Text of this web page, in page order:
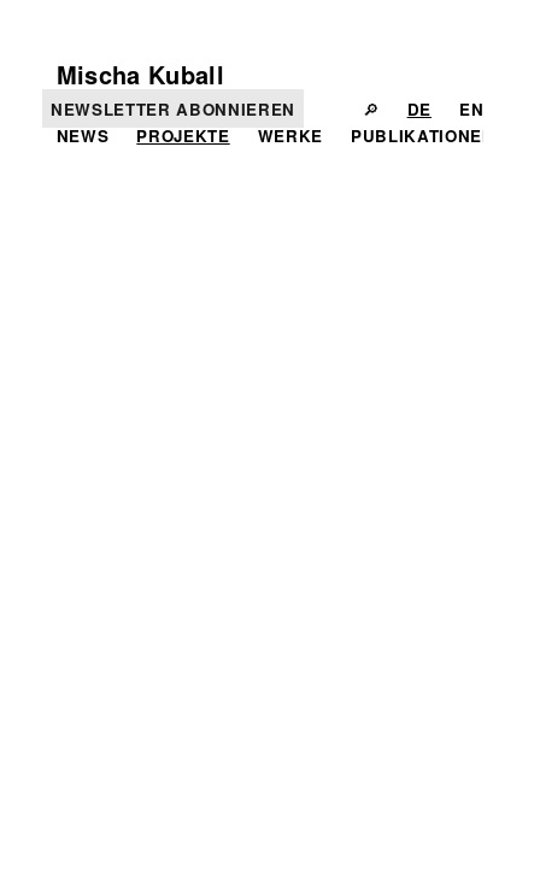
Mischa Kuball
NEWSLETTER ABONNIEREN 🔎 DE
EN
NEWS
PROJEKTE WERKE PUBLIKATIONEN